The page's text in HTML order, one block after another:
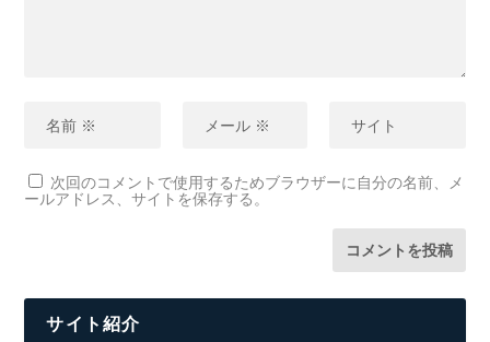
次回のコメントで使用するためブラウザーに自分の名前、メ
ールアドレス、サイトを保存する。
サイト紹介